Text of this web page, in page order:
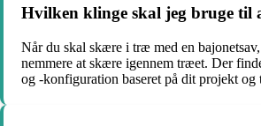
Hvilken klinge skal jeg bruge til
Når du skal skære i træ med en
nemmere at skære igennem træet. Der
og -konfiguration baseret på dit projekt og